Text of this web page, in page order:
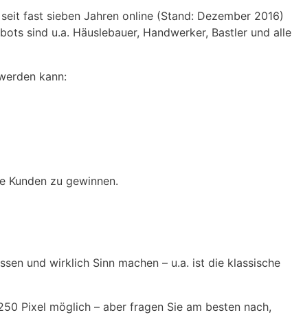
fast sieben Jahren online (Stand: Dezember 2016)
sind u.a. Häuslebauer, Handwerker, Bastler und alle
kann:
Kunden zu gewinnen.
und wirklich Sinn machen – u.a. ist die klassische
Pixel möglich – aber fragen Sie am besten nach,